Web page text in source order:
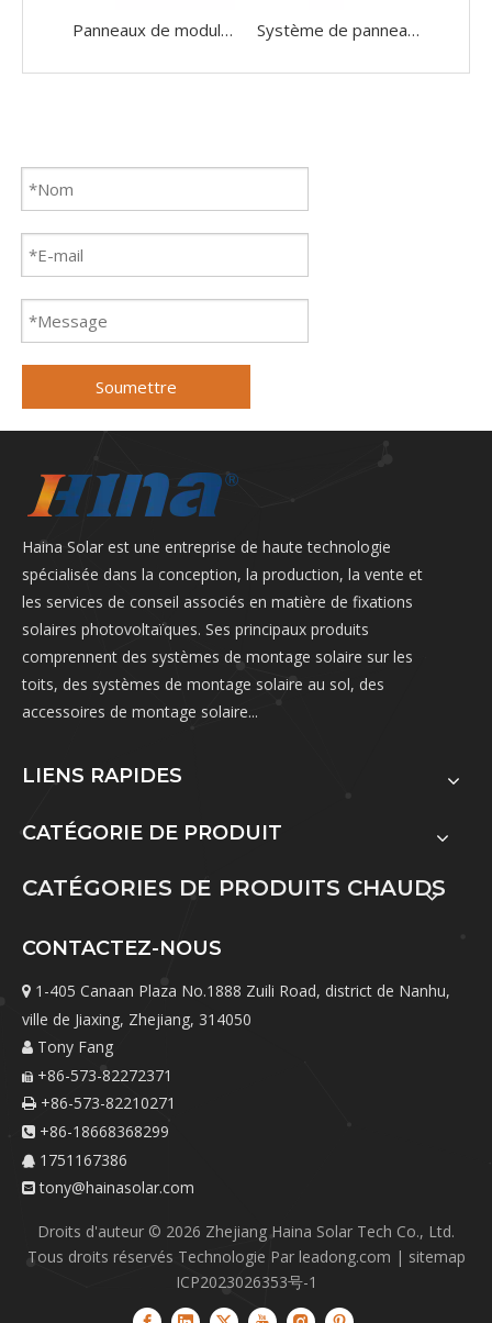
Panneaux de module PV de batterie solaire de la batterie solaire hors réseau Système de panneau d'énergie solaire Kit de centrale solaire hors du réseau pour le système de montage à la terre
Soumettre
Haina Solar est une entreprise de haute technologie
spécialisée dans la conception, la production, la vente et
les services de conseil associés en matière de fixations
solaires photovoltaïques. Ses principaux produits
comprennent des systèmes de montage solaire sur les
toits, des systèmes de montage solaire au sol, des
accessoires de montage solaire...
LIENS RAPIDES
CATÉGORIE DE PRODUIT
CATÉGORIES DE PRODUITS CHAUDS
CONTACTEZ-NOUS
 1-405 Canaan Plaza No.1888 Zuili Road, district de Nanhu,
ville de Jiaxing, Zhejiang, 314050
 Tony Fang
 +86-573-82272371
 +86-573-82210271
 +86-18668368299
 1751167386
 tony@hainasolar.com
Droits d'auteur © 2026 Zhejiang Haina Solar Tech Co., Ltd.
Tous droits réservés Technologie Par leadong.com | sitemap
ICP2023026353号-1